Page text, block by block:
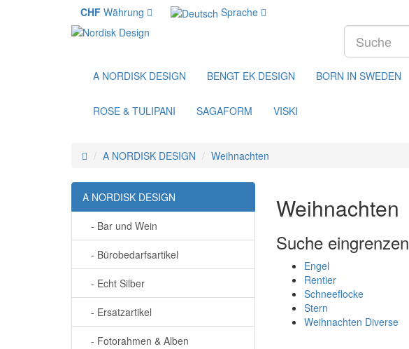
CHF Währung Sprache
A NORDISK DESIGN BENGT EK DESIGN BORN IN SWEDEN
ROSE & TULIPANI SAGAFORM VISKI
A NORDISK DESIGN Weihnachten
A NORDISK DESIGN
- Bar und Wein
- Bürobedarfsartikel
- Echt Silber
- Ersatzartikel
- Fotorahmen & Alben
Weihnachten
Suche eingrenzen
Engel
Rentier
Schneeflocke
Stern
Weihnachten Diverse